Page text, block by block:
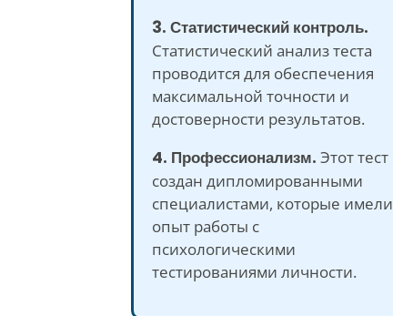
3. Статистический контроль.
Статистический анализ теста
проводится для обеспечения
максимальной точности и
достоверности результатов.
4. Профессионализм. Этот тест
создан дипломированными
специалистами, которые имели
опыт работы с
психологическими
тестированиями личности.